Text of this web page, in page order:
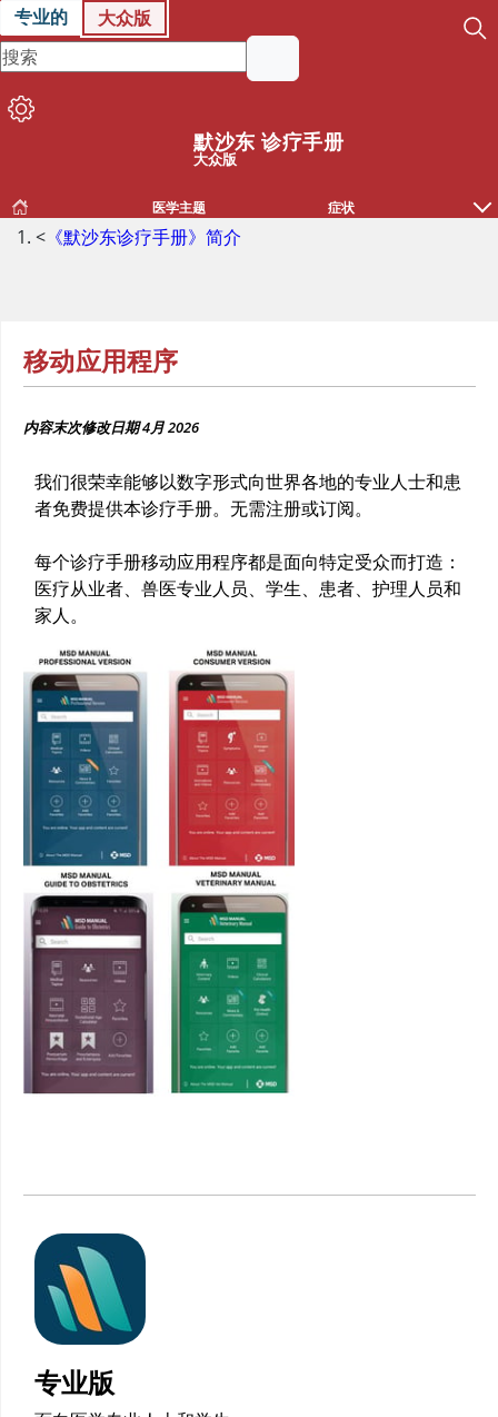
专业的 大众版
默沙东 诊疗手册
大众版
医学主题 症状
< 《默沙东诊疗手册》简介
移动应用程序
内容末次修改日期4月 2026
我们很荣幸能够以数字形式向世界各地的专业人士和患
者免费提供本诊疗手册。无需注册或订阅。
每个诊疗手册移动应用程序都是面向特定受众而打造：
医疗从业者、兽医专业人员、学生、患者、护理人员和
家人。
专业版